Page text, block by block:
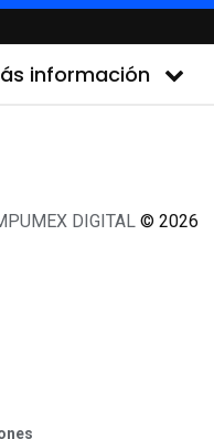
información
DIGITAL © 2026